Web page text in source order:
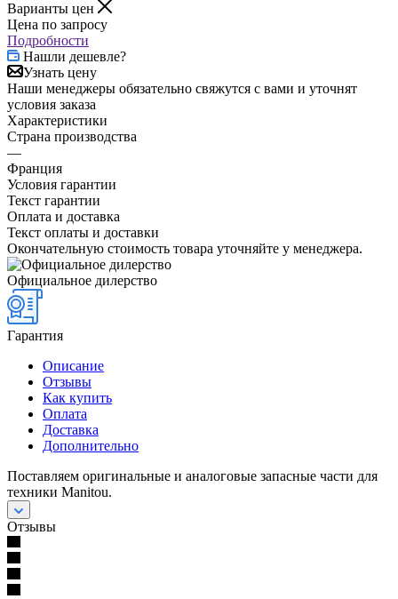
Варианты цен
Цена по запросу
Подробности
Нашли дешевле?
Узнать цену
Наши менеджеры обязательно свяжутся с вами и уточнят
условия заказа
Характеристики
Страна производства
—
Франция
Условия гарантии
Текст гарантии
Оплата и доставка
Текст оплаты и доставки
Окончательную стоимость товара уточняйте у менеджера.
Официальное дилерство
Гарантия
Описание
Отзывы
Как купить
Оплата
Доставка
Дополнительно
Поставляем оригинальные и аналоговые запасные части для
техники Manitou.
Отзывы